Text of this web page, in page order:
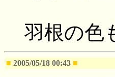
羽根の色
■ 2005/05/18 00:43 ■